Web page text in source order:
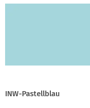
INW-Pastellblau